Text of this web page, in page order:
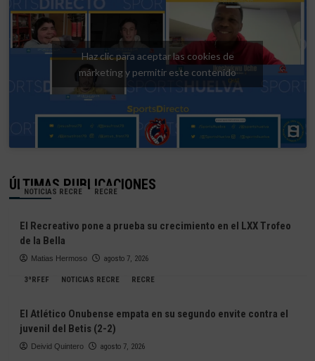
Haz clic para aceptar las cookies de
márketing y permitir este contenido
ÚLTIMAS PUBLICACIONES
NOTICIAS RECRE RECRE
El Recreativo pone a prueba su crecimiento en el LXX Trofeo
de la Bella
Matias Hermoso agosto 7, 2026
3ªRFEF NOTICIAS RECRE RECRE
El Atlético Onubense empata en su segundo envite contra el
juvenil del Betis (2-2)
Deivid Quintero agosto 7, 2026